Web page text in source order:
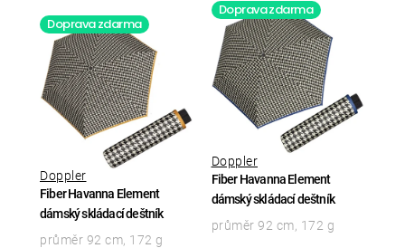
Doprava zdarma
Fiber Havanna Element
dámský skládací deštník
Doppler
průměr 92 cm, 172 g
Doprava zdarma
Fiber Havanna Element
dámský skládací deštník
Doppler
průměr 92 cm, 172 g